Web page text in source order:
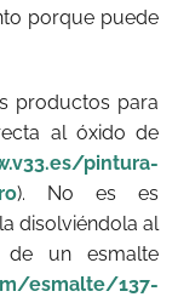
porque puede
productos para
al óxido de
pintura-
). No es es
disolviéndola al
de un esmalte
esmalte/137-